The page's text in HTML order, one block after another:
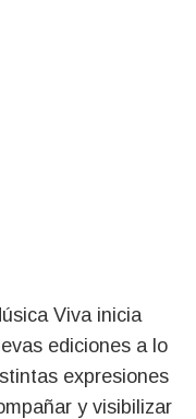
Viva inicia
ediciones a lo
expresiones
y visibilizar